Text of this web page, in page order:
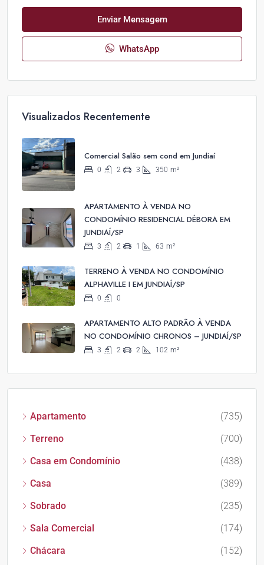
Enviar Mensagem
WhatsApp
Visualizados Recentemente
Comercial Salão sem cond em Jundiaí
0 2 3 350 m²
APARTAMENTO À VENDA NO
CONDOMÍNIO RESIDENCIAL DÉBORA EM
JUNDIAÍ/SP
3 2 1 63 m²
TERRENO À VENDA NO CONDOMÍNIO
ALPHAVILLE I EM JUNDIAÍ/SP
0 0
APARTAMENTO ALTO PADRÃO À VENDA
NO CONDOMÍNIO CHRONOS – JUNDIAÍ/SP
3 2 2 102 m²
Apartamento
(735)
Terreno
(700)
Casa em Condomínio
(438)
Casa
(389)
Sobrado
(235)
Sala Comercial
(174)
Chácara
(152)